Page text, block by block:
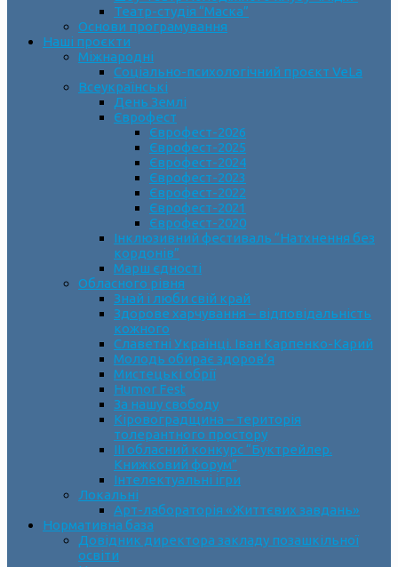
Театр-студія “Маска”
Основи програмування
Наші проєкти
Міжнародні
Соціально-психологічний проєкт VeLa
Всеукраїнські
День Землі
Єврофест
Єврофест-2026
Єврофест-2025
Єврофест-2024
Єврофест-2023
Єврофест-2022
Єврофест-2021
Єврофест-2020
Інклюзивний фестиваль “Натхнення без
кордонів”
Марш єдності
Обласного рівня
Знай і люби свій край
Здорове харчування – відповідальність
кожного
Славетні Українці. Іван Карпенко-Карий
Молодь обирає здоров’я
Мистецькі обрії
Humor Fest
За нашу свободу
Кіровоградщина – територія
толерантного простору
ІII обласний конкурс “Буктрейлер.
Книжковий форум”
Інтелектуальні ігри
Локальні
Арт-лабораторія «Життєвих завдань»
Нормативна база
Довідник директора закладу позашкільної
освіти